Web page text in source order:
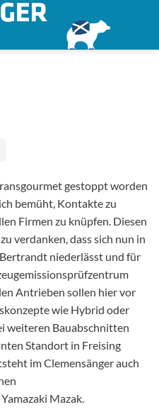
gestoppt worden
bemüht, Kontakte zu
Firmen zu knüpfen. Diesen
verdanken, dass sich nun in
niederlässt und für
Antrieben sollen hier vor
wie Hybrid oder
weiteren Bauabschnitten
Standort in Freising
im Clemensänger auch
Mazak.